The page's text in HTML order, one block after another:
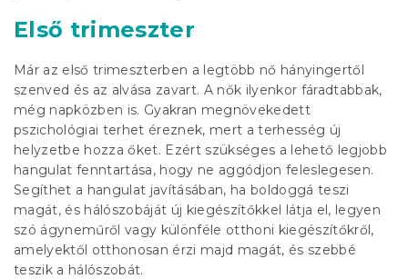
Első trimeszter
Már az első trimeszterben a legtöbb nő hányingertől
szenved és az alvása zavart. A nők ilyenkor fáradtabbak,
még napközben is. Gyakran megnövekedett
pszichológiai terhet éreznek, mert a terhesség új
helyzetbe hozza őket. Ezért szükséges a lehető legjobb
hangulat fenntartása, hogy ne aggódjon feleslegesen.
Segíthet a hangulat javításában, ha boldoggá teszi
magát, és hálószobáját új kiegészítőkkel látja el, legyen
szó ágyneműről vagy különféle otthoni kiegészítőkről,
amelyektől otthonosan érzi majd magát, és szebbé
teszik a hálószobát.